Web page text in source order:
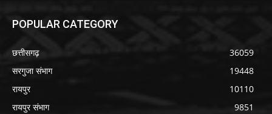
POPULAR CATEGORY
छत्तीसगढ़
36059
सरगुजा संभाग
19448
रायपुर
10110
रायपुर संभाग
9851